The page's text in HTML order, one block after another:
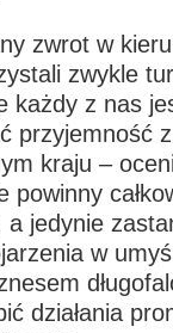
zwrot w
zwykle
każdy z nas
przyjemność
kraju –
jedynie
w
działania